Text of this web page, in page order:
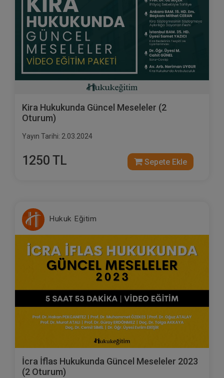
Kira Hukukunda Güncel Meseleler (2
Oturum)
Yayın Tarihi: 2.03.2024
1250 TL Sepete Ekle
Hukuk Eğitim
İcra İflas Hukukunda Güncel Meseleler 2023
(2 Oturum)